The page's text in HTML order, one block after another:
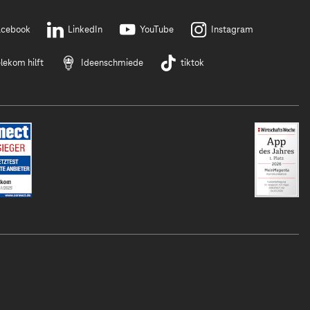
LinkedIn YouTube Instagram
hilft Ideenschmiede tiktok